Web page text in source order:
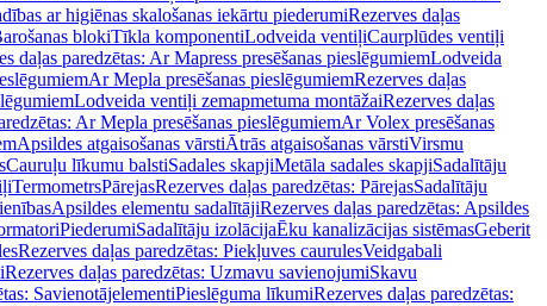
ar higiēnas skalošanas iekārtu piederumiRezerves daļas
blokiTīkla komponentiLodveida ventiļiCaurplūdes ventiļi
daļas paredzētas: Ar Mapress presēšanas pieslēgumiemLodveida
Ar Mepla presēšanas pieslēgumiemRezerves daļas
Lodveida ventiļi zemapmetuma montāžaiRezerves daļas
Ar Mepla presēšanas pieslēgumiemAr Volex presēšanas
Apsildes atgaisošanas vārstiĀtrās atgaisošanas vārstiVirsmu
Cauruļu līkumu balstiSadales skapjiMetāla sadales skapjiSadalītāju
TermometrsPārejasRezerves daļas paredzētas: PārejasSadalītāju
Apsildes elementu sadalītājiRezerves daļas paredzētas: Apsildes
PiederumiSadalītāju izolācijaĒku kanalizācijas sistēmasGeberit
Rezerves daļas paredzētas: Piekļuves caurulesVeidgabali
Rezerves daļas paredzētas: Uzmavu savienojumiSkavu
SavienotājelementiPieslēguma līkumiRezerves daļas paredzētas: